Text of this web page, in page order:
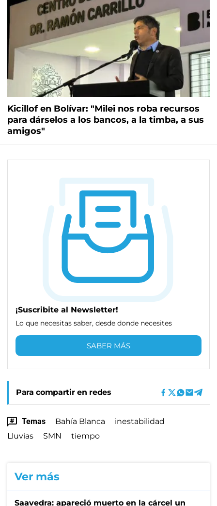
Kicillof en Bolívar: "Milei nos roba recursos
para dárselos a los bancos, a la timba, a sus
amigos"
¡Suscribite al Newsletter!
Lo que necesitas saber, desde donde necesites
SABER MÁS
Para compartir en redes
Temas Bahía Blanca
inestabilidad
Lluvias
SMN tiempo
Ver más
Saavedra: apareció muerto en la cárcel un